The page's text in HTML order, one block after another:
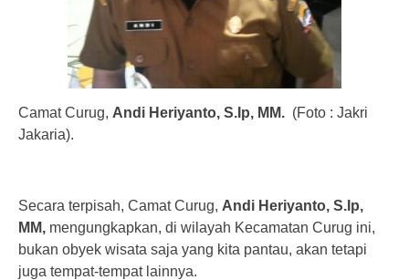
Camat Curug, Andi Heriyanto, S.Ip, MM. (Foto : Jakri
Jakaria).
Secara terpisah, Camat Curug, Andi Heriyanto, S.Ip,
MM, mengungkapkan, di wilayah Kecamatan Curug ini,
bukan obyek wisata saja yang kita pantau, akan tetapi
juga tempat-tempat lainnya.